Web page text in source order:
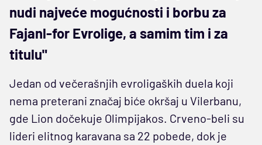
nudi najveće mogućnosti i borbu za
Fajanl-for Evrolige, a samim tim i za
titulu"
Jedan od večerašnjih evroligaških duela koji
nema preterani značaj biće okršaj u Vilerbanu,
gde Lion dočekuje Olimpijakos. Crveno-beli su
lideri elitnog karavana sa 22 pobede, dok je